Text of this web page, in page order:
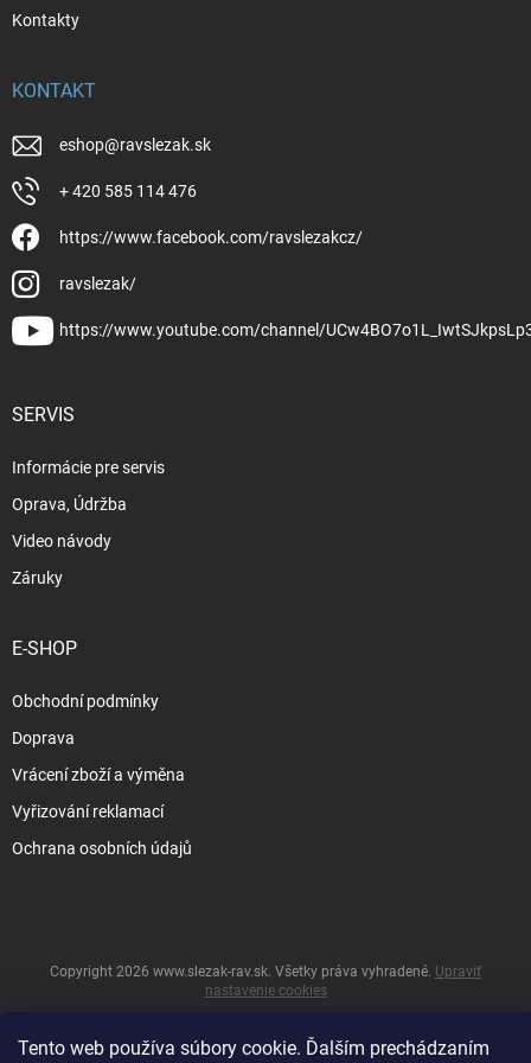
Tento web používa súbory cookie. Ďalším prechádzaním
Kontakty
KONTAKT
eshop@ravslezak.sk
+ 420 585 114 476
https://www.facebook.com/ravslezakcz/
ravslezak/
https://www.youtube.com/channel/
SERVIS
Informácie pre servis
Oprava, Údržba
Video návody
Záruky
E-SHOP
Obchodní podmínky
Doprava
Vrácení zboží a výměna
Vyřizování reklamací
Ochrana osobních údajů
Copyright 2026 www.slezak-rav.sk. Všetky práva vyhradené. Upraviť
nastavenie cookies